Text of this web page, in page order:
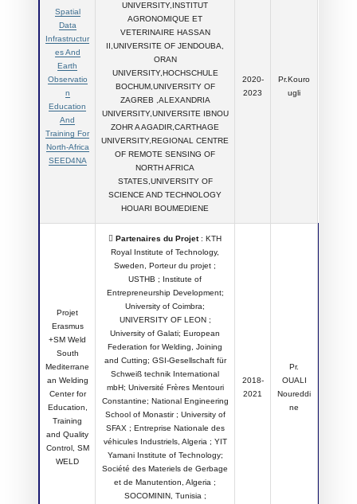
Spatial
Data
Infrastructur
es And
Earth
Observatio
n
Education
And
Training For
North-Africa
SEED4NA
UNIVERSITY,INSTITUT
AGRONOMIQUE ET
VETERINAIRE HASSAN
II,UNIVERSITE OF JENDOUBA,
ORAN
UNIVERSITY,HOCHSCHULE
BOCHUM,UNIVERSITY OF
ZAGREB ,ALEXANDRIA
UNIVERSITY,UNIVERSITE IBNOU
ZOHR A AGADIR,CARTHAGE
UNIVERSITY,REGIONAL CENTRE
OF REMOTE SENSING OF
NORTH AFRICA
STATES,UNIVERSITY OF
SCIENCE AND TECHNOLOGY
HOUARI BOUMEDIENE
2020-
2023
Pr.Kouro
ugli
Projet
Erasmus
+SM Weld
South
Mediterrane
an Welding
Center for
Education,
Training
and Quality
Control, SM
WELD
 Partenaires du Projet : KTH
Royal Institute of Technology,
Sweden, Porteur du projet ;
USTHB ; Institute of
Entrepreneurship Development;
University of Coimbra;
UNIVERSITY OF LEON ;
University of Galati; European
Federation for Welding, Joining
and Cutting; GSI-Gesellschaft für
Schweiß technik International
mbH; Université Frères Mentouri
Constantine; National Engineering
School of Monastir ; University of
SFAX ; Entreprise Nationale des
véhicules Industriels, Algeria ; YIT
Yamani Institute of Technology;
Société des Materiels de Gerbage
et de Manutention, Algeria ;
SOCOMININ, Tunisia ;
2018-
2021
Pr.
OUALI
Noureddi
ne